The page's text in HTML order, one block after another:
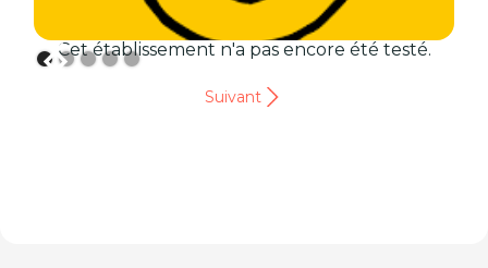
Cet établissement n'a pas encore été testé.
Suivant